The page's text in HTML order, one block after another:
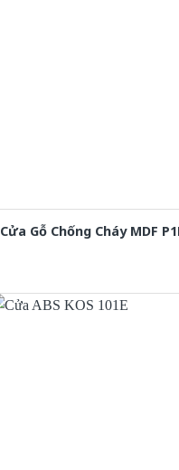
Cửa Gỗ Chống Cháy MDF